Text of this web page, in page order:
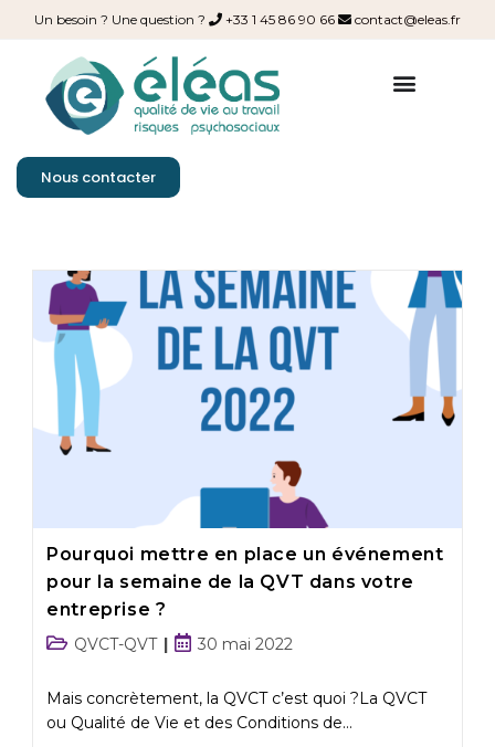
Un besoin ? Une question ? +33 1 45 86 90 66 contact@eleas.fr
Nous contacter
Pourquoi mettre en place un événement
pour la semaine de la QVT dans votre
entreprise ?
QVCT-QVT 30 mai 2022
Mais concrètement, la QVCT c’est quoi ?La QVCT
ou Qualité de Vie et des Conditions de…